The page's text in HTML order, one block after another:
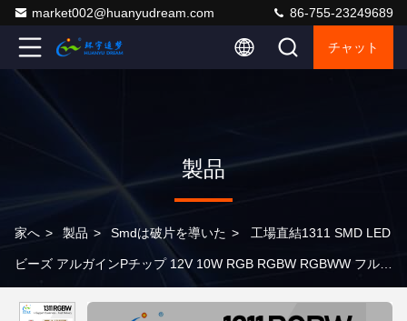
market002@huanyudream.com 86-755-23249689
チャット
製品
家へ > 製品 > Smdは破片を導いた > 工場直結1311 SMD LED
ビーズ アルガインPチップ 12V 10W RGB RGBW RGBWW フルカ